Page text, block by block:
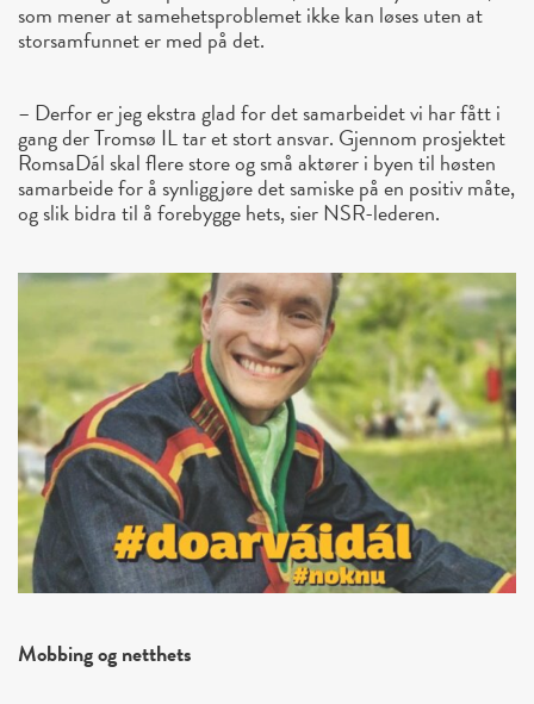
som mener at samehetsproblemet ikke kan løses uten at
storsamfunnet er med på det.
– Derfor er jeg ekstra glad for det samarbeidet vi har fått i
gang der Tromsø IL tar et stort ansvar. Gjennom prosjektet
RomsaDál skal flere store og små aktører i byen til høsten
samarbeide for å synliggjøre det samiske på en positiv måte,
og slik bidra til å forebygge hets, sier NSR-lederen.
Mobbing og netthets